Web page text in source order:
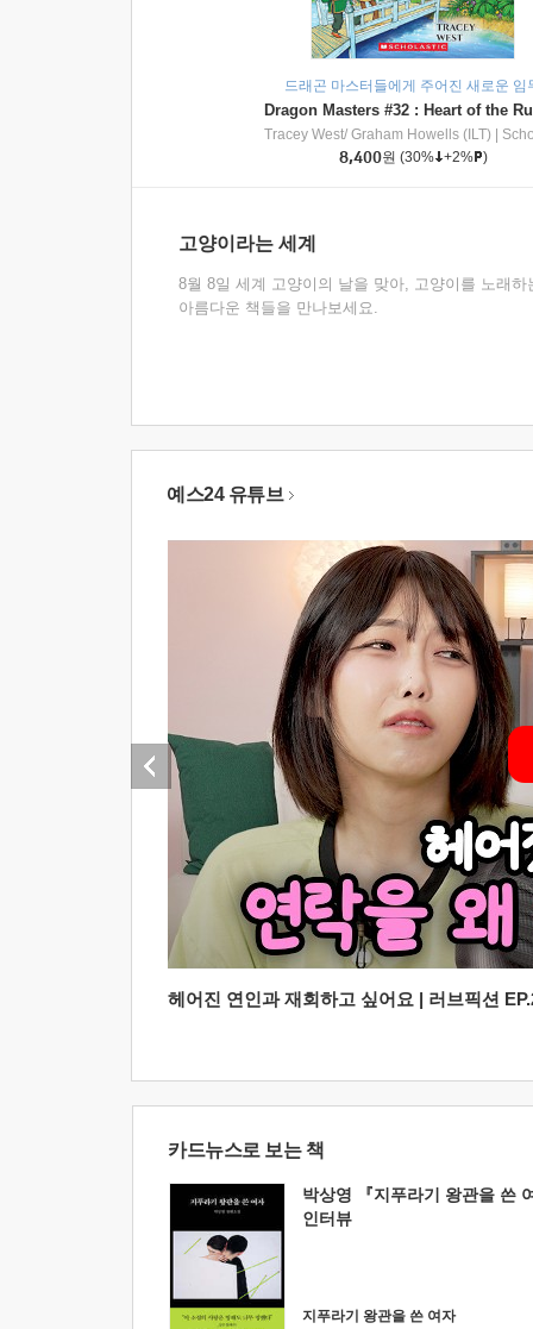
드래곤 마스터들에게 주어진 새로운 임
Tracey West/ Graham Howells (ILT)
8,400원 (30% +2% )
고양이라는 세계
8월 8일 세계 고양이의 날을 맞아, 고양이를 노래하
아름다운 책들을 만나보세요.
예스24 유튜브
헤어진 연인과 재회하고 싶어요 | 러브픽션
카드뉴스로 보는 책
박상영 『지푸라기 왕관을 쓴
인터뷰
지푸라기 왕관을 쓴 여자